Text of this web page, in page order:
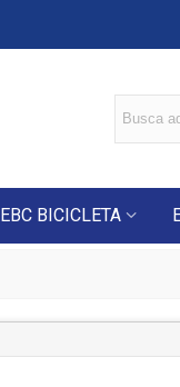
EBC BICICLETA